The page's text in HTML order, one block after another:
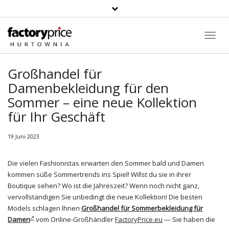
Suche
Großhandel für
Damenbekleidung für den
Sommer – eine neue Kollektion
für Ihr Geschäft
19 Juni 2023
Die vielen Fashionistas erwarten den Sommer bald und Damen
kommen süße Sommertrends ins Spiel! Willst du sie in ihrer
Boutique sehen? Wo ist die Jahreszeit? Wenn noch nicht ganz,
vervollständigen Sie unbedingt die neue Kollektion! Die besten
Models schlagen Ihnen Großhandel für Sommerbekleidung für
Damen
vom Online-GroßhändlerFactoryPrice.eu — Sie haben die